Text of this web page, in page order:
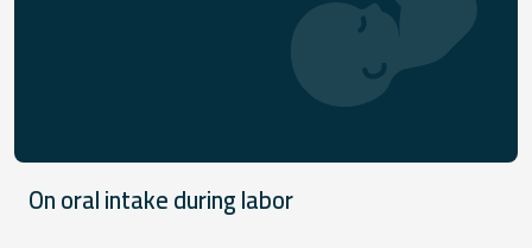
On oral intake during labor